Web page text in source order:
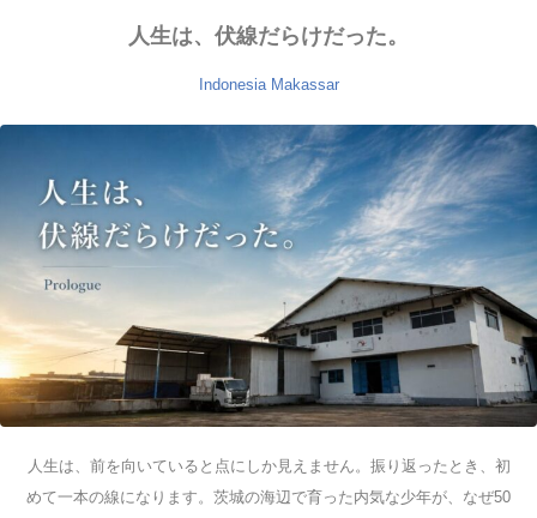
人生は、伏線だらけだった。
Indonesia Makassar
人生は、前を向いていると点にしか見えません。振り返ったとき、初
めて一本の線になります。茨城の海辺で育った内気な少年が、なぜ50